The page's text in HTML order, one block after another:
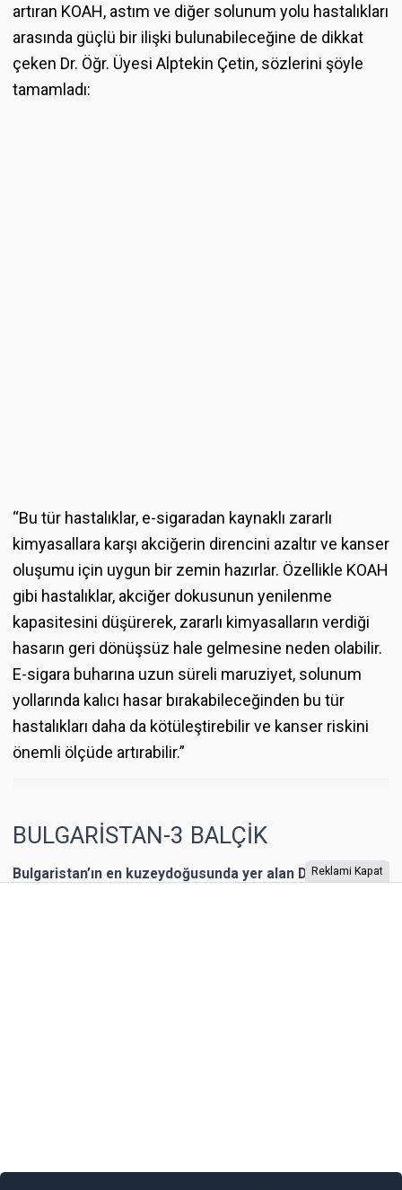
artıran KOAH, astım ve diğer solunum yolu hastalıkları
arasında güçlü bir ilişki bulunabileceğine de dikkat
çeken Dr. Öğr. Üyesi Alptekin Çetin, sözlerini şöyle
tamamladı:
“Bu tür hastalıklar, e-sigaradan kaynaklı zararlı
kimyasallara karşı akciğerin direncini azaltır ve kanser
oluşumu için uygun bir zemin hazırlar. Özellikle KOAH
gibi hastalıklar, akciğer dokusunun yenilenme
kapasitesini düşürerek, zararlı kimyasalların verdiği
hasarın geri dönüşsüz hale gelmesine neden olabilir.
E-sigara buharına uzun süreli maruziyet, solunum
yollarında kalıcı hasar bırakabileceğinden bu tür
hastalıkları daha da kötüleştirebilir ve kanser riskini
önemli ölçüde artırabilir.”
BULGARİSTAN-3 BALÇİK
Bulgaristan’ın en kuzeydoğusunda yer alan Dobriç bir
Yenigun
Reklami Kapat